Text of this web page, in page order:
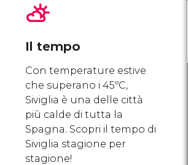
Il tempo
Con temperature estive
che superano i 45ºC,
Siviglia è una delle città
più calde di tutta la
Spagna. Scopri il tempo di
Siviglia stagione per
stagione!